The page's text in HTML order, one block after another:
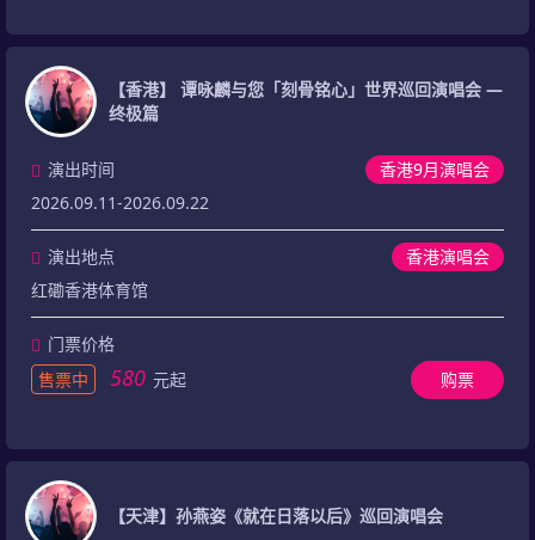
【香港】 谭咏麟与您「刻骨铭心」世界巡回演唱会 —
终极篇
香港9月演唱会
演出时间
2026.09.11-2026.09.22
演出地点
香港演唱会
红磡香港体育馆
门票价格
售票中
580 元起 购票
【天津】孙燕姿《就在日落以后》巡回演唱会